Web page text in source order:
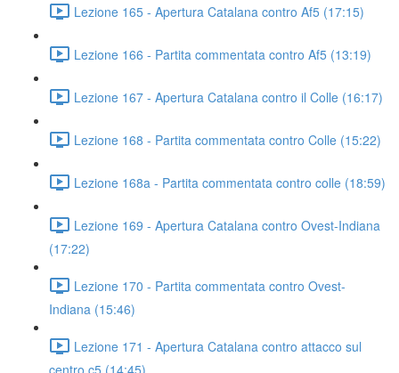
Lezione 165 - Apertura Catalana contro Af5 (17:15)
Lezione 166 - Partita commentata contro Af5 (13:19)
Lezione 167 - Apertura Catalana contro il Colle (16:17)
Lezione 168 - Partita commentata contro Colle (15:22)
Lezione 168a - Partita commentata contro colle (18:59)
Lezione 169 - Apertura Catalana contro Ovest-Indiana
(17:22)
Lezione 170 - Partita commentata contro Ovest-
Indiana (15:46)
Lezione 171 - Apertura Catalana contro attacco sul
centro c5 (14:45)